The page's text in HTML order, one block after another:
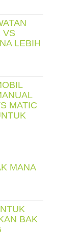
VS
LEBIH
MATIC
MANA
BAK